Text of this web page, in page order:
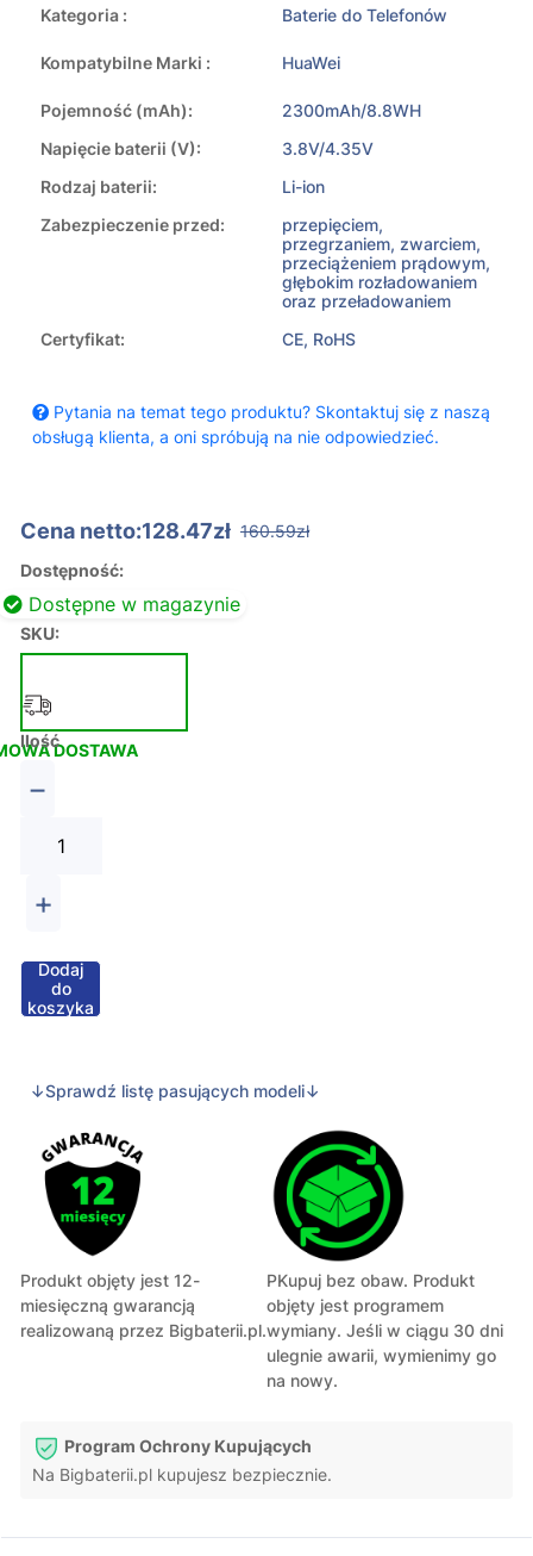
Kategoria : Baterie do Telefonów
Kompatybilne Marki : HuaWei
Pojemność (mAh):
2300mAh/8.8WH
Napięcie baterii (V):
3.8V/4.35V
Rodzaj baterii:
Li-ion
Zabezpieczenie przed:
przepięciem,
przegrzaniem, zwarciem,
przeciążeniem prądowym,
głębokim rozładowaniem
oraz przeładowaniem
Certyfikat:
CE, RoHS
Pytania na temat tego produktu? Skontaktuj się z naszą
obsługą klienta, a oni spróbują na nie odpowiedzieć.
Cena netto:128.47zł 160.59zł
Dostępność:
Dostępne w magazynie
SKU:
DOSTAWA
Ilość
−
+
Dodaj
do
koszyka
↓Sprawdź listę pasujących modeli↓
Produkt objęty jest 12-
miesięczną gwarancją
realizowaną przez Bigbaterii.pl.
PKupuj bez obaw. Produkt
objęty jest programem
wymiany. Jeśli w ciągu 30 dni
ulegnie awarii, wymienimy go
na nowy.
Program Ochrony Kupujących
Na Bigbaterii.pl kupujesz bezpiecznie.